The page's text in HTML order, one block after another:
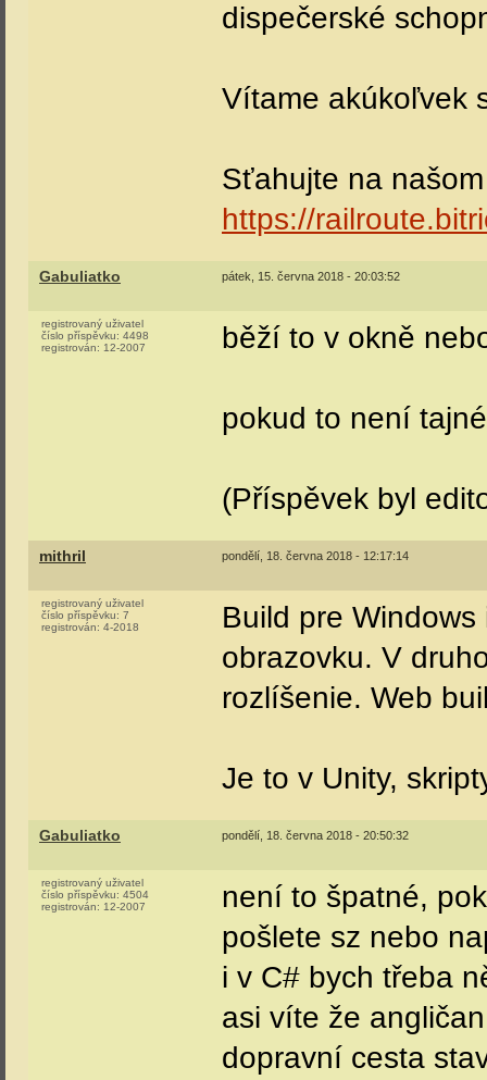
dispečerské
Vítame akúkoľvek
Sťahujte na
https://
Gabuliatko pátek, 15. června 2018 - 20:03:52
registrovaný uživatel
číslo příspěvku: 4498
registrován: 12-2007 běží to v okně
pokud to není
(Příspěvek byl
mithril pondělí, 18. června 2018 - 12:17:14
registrovaný uživatel
číslo příspěvku: 7
registrován: 4-2018
Build pre
obrazovku. V
rozlíšenie. Web
Je to v Unity,
Gabuliatko pondělí, 18. června 2018 - 20:50:32
registrovaný uživatel
číslo příspěvku: 4504
registrován: 12-2007
není to špatné,
pošlete sz nebo
i v C# bych třeba
asi víte že
dopravní cesta